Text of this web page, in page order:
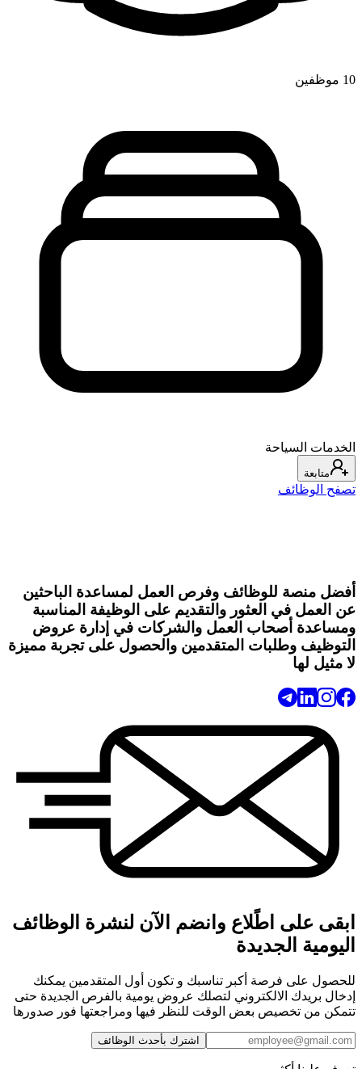
10 موظفين
الخدمات السياحة
متابعة
تصفح الوظائف
أفضل منصة للوظائف وفرص العمل لمساعدة الباحثين
عن العمل في العثور والتقديم على الوظيفة المناسبة
ومساعدة أصحاب العمل والشركات في إدارة عروض
التوظيف وطلبات المتقدمين والحصول على تجربة مميزة
لا مثيل لها
ابقى على اطًلاع وانضم الآن لنشرة الوظائف
اليومية الجديدة
للحصول على فرصة أكبر تناسبك و تكون أول المتقدمين يمكنك
إدخال بريدك الالكتروني لتصلك عروض يومية بالفرص الجديدة حتى
تتمكن من تخصيص بعض الوقت للنظر فيها ومراجعتها فور صدورها
اشترك بأحدث الوظائف